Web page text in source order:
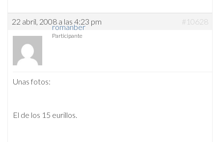
22 abril, 2008 a las 4:23 pm #10628
romanber
Participante
Unas fotos:
El de los 15 eurillos.